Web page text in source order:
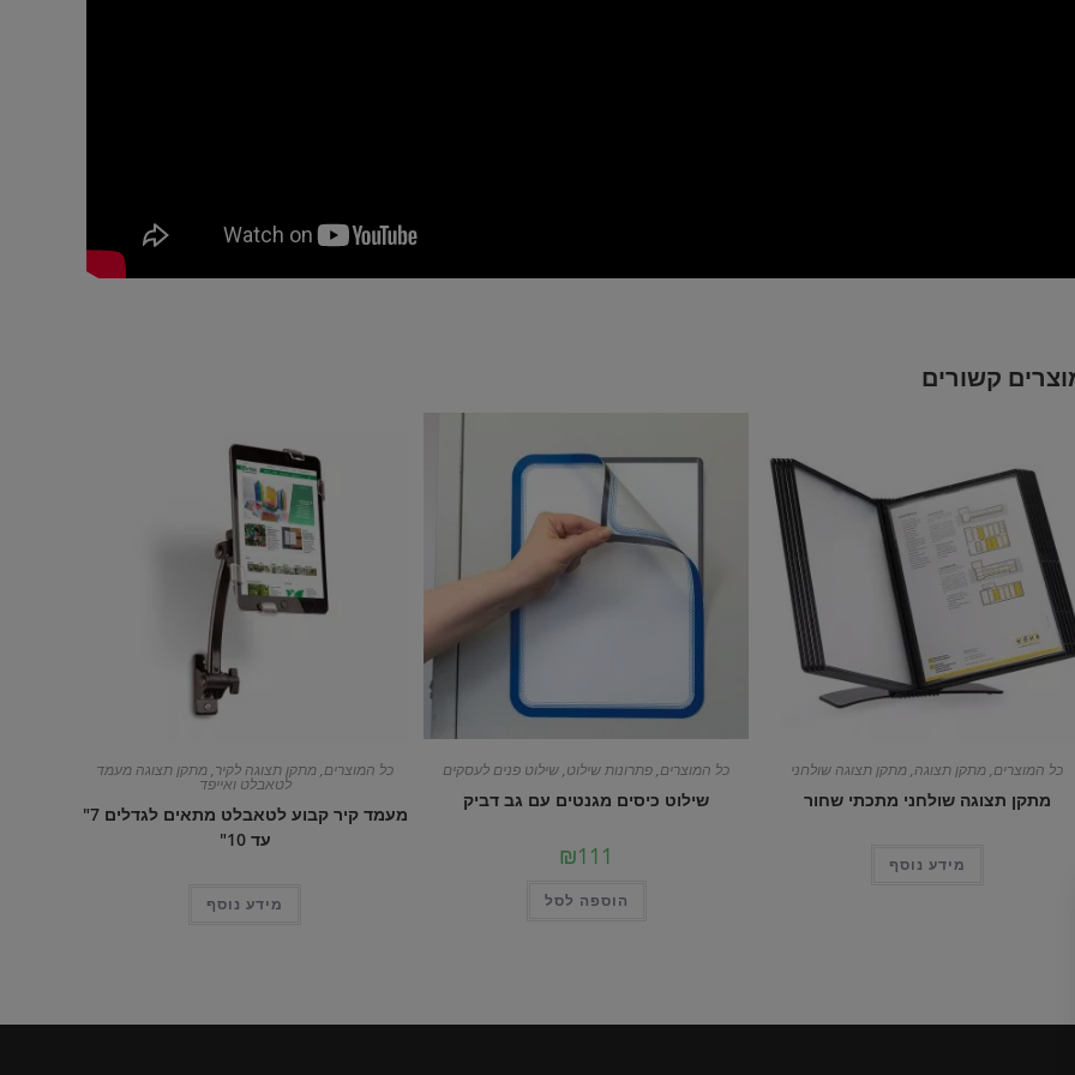
קשורים
כל המוצרים,מתקן תצוגה,מתקן תצוגה שולחני
מתקן תצוגה שולחני מתכתי שחור
מידע נוסף
כל המוצרים,פתרונות שילוט,שילוט פנים לעסקים
שילוט כיסים מגנטים עם גב דביק
₪111
הוספה לסל
כל המוצרים,מתקן תצוגה לקיר,מתקן תצוגה מעמד
לטאבלט ואייפד
מעמד קיר קבוע לטאבלט מתאים לגדלים 7"
עד 10"
מידע נוסף